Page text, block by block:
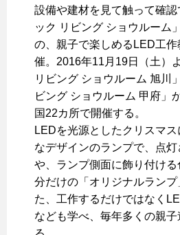
設備や建材を見て触って確
ック リビング ショウルーム
の、親子で楽しめるLED工
催。2016年11月19日（土）
リビング ショウルーム 旭川
ビング ショウルーム 甲府」
国22カ所で開催する。
LEDを光源としたクリスマス
なデザインのランプで、点
や、ランプ側面に飾り付け
分だけの「オリジナルランプ
た、工作するだけではなく
なども学べ、毎年多くの親